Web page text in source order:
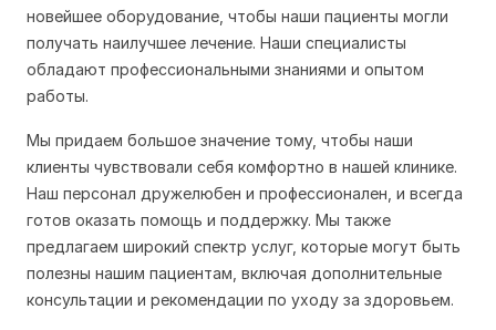
новейшее оборудование, чтобы наши пациенты могли
получать наилучшее лечение. Наши специалисты
обладают профессиональными знаниями и опытом
работы.
Мы придаем большое значение тому, чтобы наши
клиенты чувствовали себя комфортно в нашей клинике.
Наш персонал дружелюбен и профессионален, и всегда
готов оказать помощь и поддержку. Мы также
предлагаем широкий спектр услуг, которые могут быть
полезны нашим пациентам, включая дополнительные
консультации и рекомендации по уходу за здоровьем.